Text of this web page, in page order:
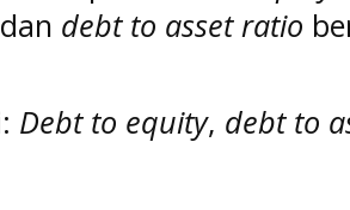
dan debt to asset ratio
: Debt to equity, debt to